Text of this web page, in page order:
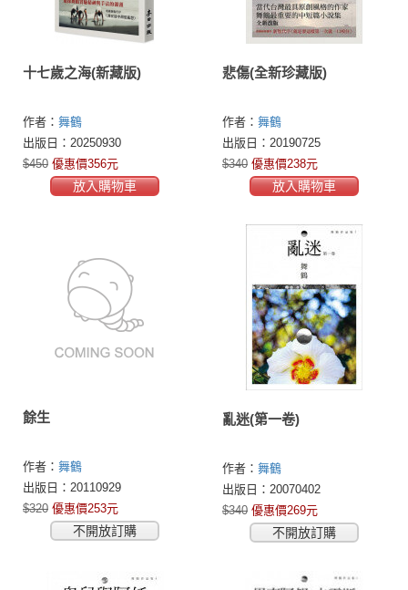
十七歲之海(新藏版)
作者： 舞鶴
出版日：20250930
$450 優惠價356元
放入購物車
悲傷(全新珍藏版)
作者： 舞鶴
出版日：20190725
$340 優惠價238元
放入購物車
餘生
作者： 舞鶴
出版日：20110929
$320 優惠價253元
不開放訂購
亂迷(第一卷)
作者： 舞鶴
出版日：20070402
$340 優惠價269元
不開放訂購